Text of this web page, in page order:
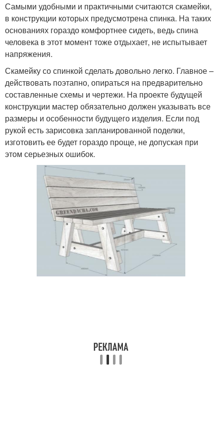
Самыми удобными и практичными считаются скамейки,
в конструкции которых предусмотрена спинка. На таких
основаниях гораздо комфортнее сидеть, ведь спина
человека в этот момент тоже отдыхает, не испытывает
напряжения.
Скамейку со спинкой сделать довольно легко. Главное –
действовать поэтапно, опираться на предварительно
составленные схемы и чертежи. На проекте будущей
конструкции мастер обязательно должен указывать все
размеры и особенности будущего изделия. Если под
рукой есть зарисовка запланированной поделки,
изготовить ее будет гораздо проще, не допуская при
этом серьезных ошибок.